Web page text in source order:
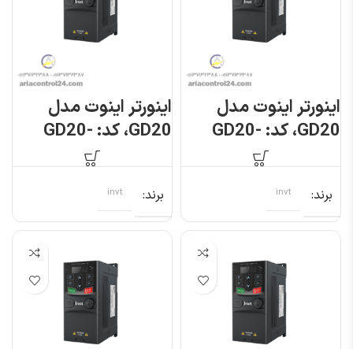
اینورتر اینوت مدل
GD20، کد: GD20-
برند invt
اینورتر اینوت مدل
GD20، کد: GD20-
برند invt